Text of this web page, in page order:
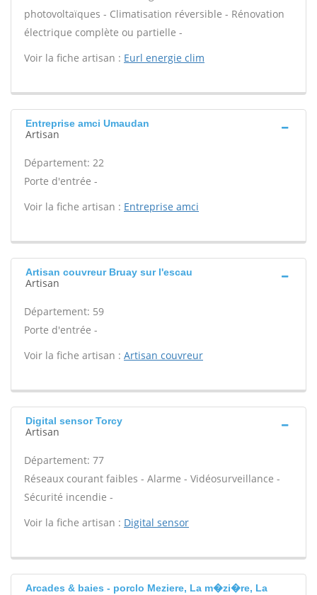
photovoltaïques - Climatisation réversible - Rénovation
électrique complète ou partielle -
Voir la fiche artisan : Eurl energie clim
Entreprise amci Umaudan
Artisan
Département: 22
Porte d'entrée -
Voir la fiche artisan : Entreprise amci
Artisan couvreur Bruay sur l'escau
Artisan
Département: 59
Porte d'entrée -
Voir la fiche artisan : Artisan couvreur
Digital sensor Torcy
Artisan
Département: 77
Réseaux courant faibles - Alarme - Vidéosurveillance -
Sécurité incendie -
Voir la fiche artisan : Digital sensor
Arcades & baies - porclo Meziere, La m�zi�re, La